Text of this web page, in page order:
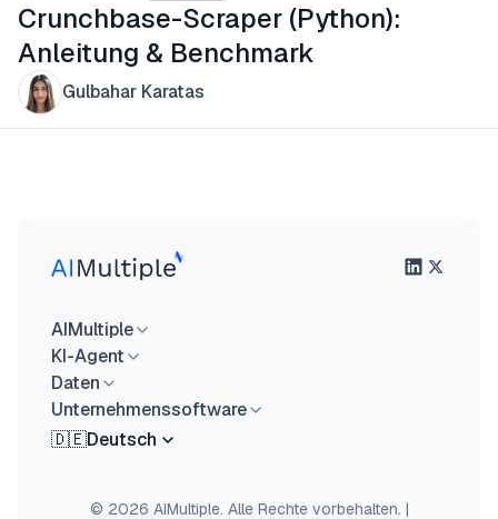
Crunchbase-Scraper (Python):
Anleitung & Benchmark
Gulbahar Karatas
AIMultiple
KI-Agent
Daten
Unternehmenssoftware
🇩🇪Deutsch
© 2026 AIMultiple. Alle Rechte vorbehalten. |